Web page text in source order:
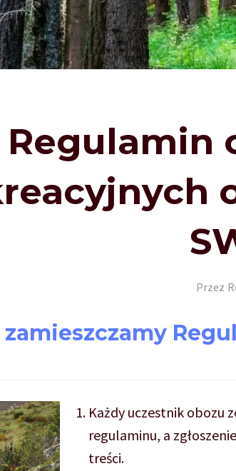
Regulamin
Przez
Każdy uczestnik obozu
regulaminu, a
treści.